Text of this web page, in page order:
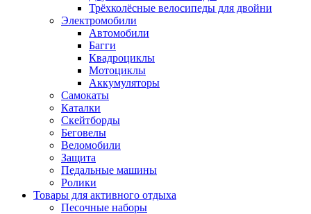
Трёхколёсные велосипеды для двойни
Электромобили
Автомобили
Багги
Квадроциклы
Мотоциклы
Аккумуляторы
Самокаты
Каталки
Скейтборды
Беговелы
Веломобили
Защита
Педальные машины
Ролики
Товары для активного отдыха
Песочные наборы